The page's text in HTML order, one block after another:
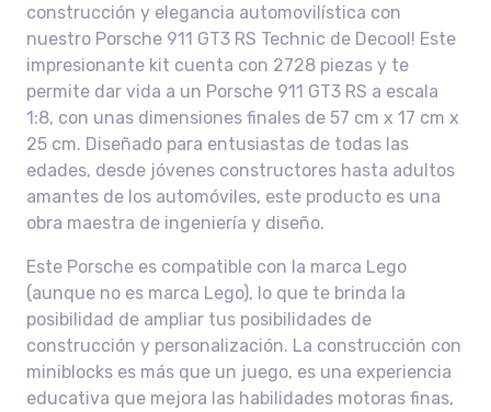
construcción y elegancia automovilística con
nuestro Porsche 911 GT3 RS Technic de Decool! Este
impresionante kit cuenta con 2728 piezas y te
permite dar vida a un Porsche 911 GT3 RS a escala
1:8, con unas dimensiones finales de 57 cm x 17 cm x
25 cm. Diseñado para entusiastas de todas las
edades, desde jóvenes constructores hasta adultos
amantes de los automóviles, este producto es una
obra maestra de ingeniería y diseño.
Este Porsche es compatible con la marca Lego
(aunque no es marca Lego), lo que te brinda la
posibilidad de ampliar tus posibilidades de
construcción y personalización. La construcción con
miniblocks es más que un juego, es una experiencia
educativa que mejora las habilidades motoras finas,